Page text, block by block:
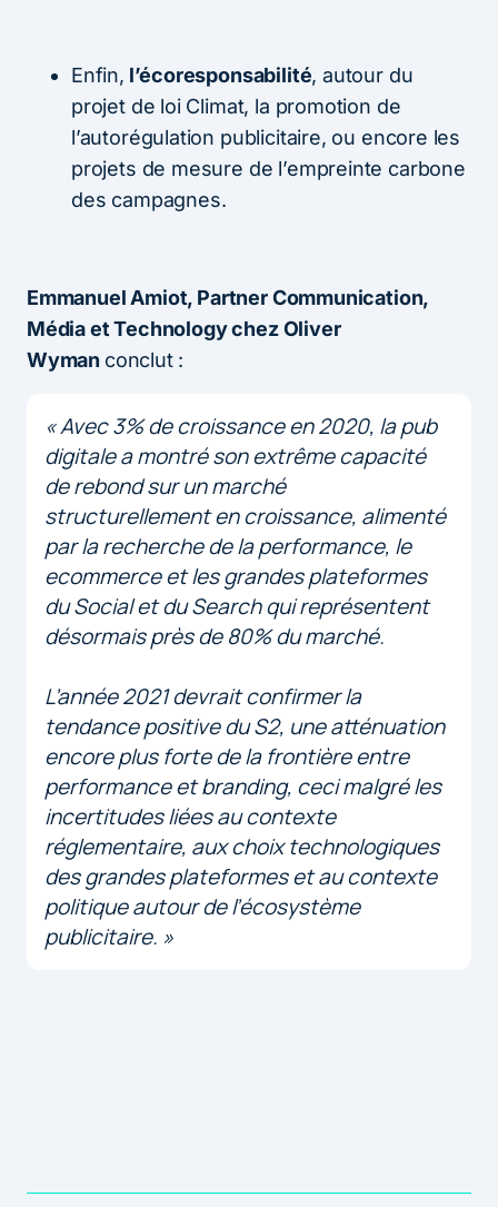
Enfin, l’écoresponsabilité, autour du
projet de loi Climat, la promotion de
l’autorégulation publicitaire, ou encore les
projets de mesure de l’empreinte carbone
des campagnes.
Emmanuel Amiot, Partner Communication,
Média et Technology chez Oliver
Wyman conclut :
« Avec 3% de croissance en 2020, la pub
digitale a montré son extrême capacité
de rebond sur un marché
structurellement en croissance, alimenté
par la recherche de la performance, le
ecommerce et les grandes plateformes
du Social et du Search qui représentent
désormais près de 80% du marché.
L’année 2021 devrait confirmer la
tendance positive du S2, une atténuation
encore plus forte de la frontière entre
performance et branding, ceci malgré les
incertitudes liées au contexte
réglementaire, aux choix technologiques
des grandes plateformes et au contexte
politique autour de l’écosystème
publicitaire. »